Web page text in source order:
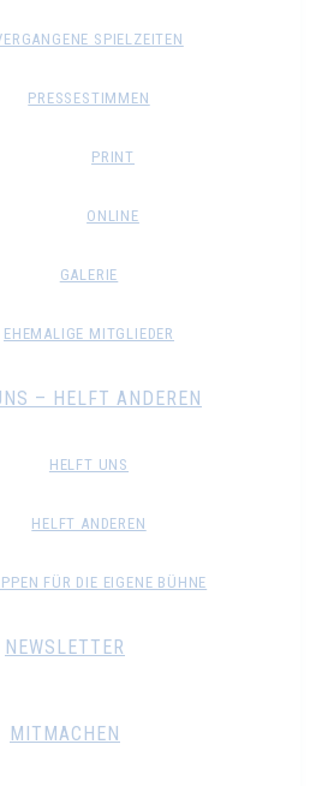
SPIELZEITEN
PRESSESTIMMEN
PRINT
ONLINE
GALERIE
EHEMALIGE MITGLIEDER
– HELFT ANDEREN
HELFT UNS
HELFT ANDEREN
FÜR DIE EIGENE BÜHNE
NEWSLETTER
MITMACHEN